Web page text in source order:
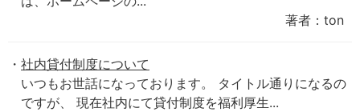
著者：ton
社内貸付制度について
いつもお世話になっております。 タイトル通りになるの
ですが、 現在社内にて貸付制度を福利厚生...